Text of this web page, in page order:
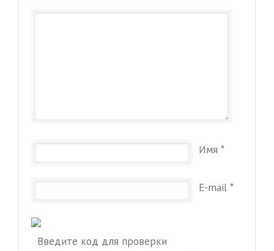
Имя *
E-mail *
Введите код для проверки